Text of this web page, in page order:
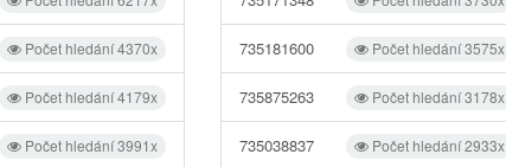
Počet hledání 4370x
Počet hledání 4179x
Počet hledání 3991x
Počet hledání 3575x
735181600
Počet hledání 3178x
735875263
Počet hledání 2933x
735038837